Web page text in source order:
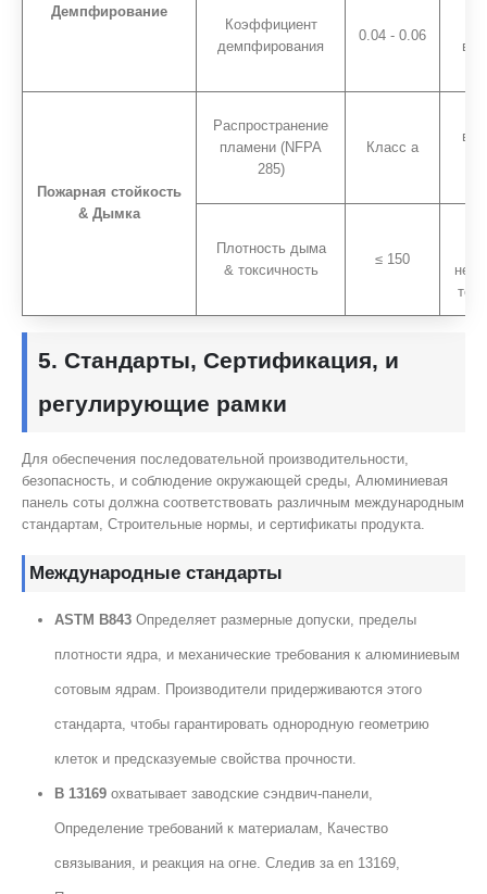
Демпфирование
Коэффициент
демпфирования
0.04 - 0.06
Пожарная стойкость
& Дымка
Распространение
пламени (NFPA
285)
Класс а
Плотность дыма
& токсичность
≤ 150
5. Стандарты, Сертификация, и
регулирующие рамки
Для обеспечения последовательной производительности,
безопасность, и соблюдение окружающей среды, Алюминиевая
панель соты должна соответствовать различным международным
стандартам, Строительные нормы, и сертификаты продукта.
Международные стандарты
ASTM B843Определяет размерные допуски, пределы
плотности ядра, и механические требования к алюминиевым
сотовым ядрам. Производители придерживаются этого
стандарта, чтобы гарантировать однородную геометрию
клеток и предсказуемые свойства прочности.
В 13169охватывает заводские сэндвич-панели,
Определение требований к материалам, Качество
связывания, и реакция на огне. Следив за en 13169,